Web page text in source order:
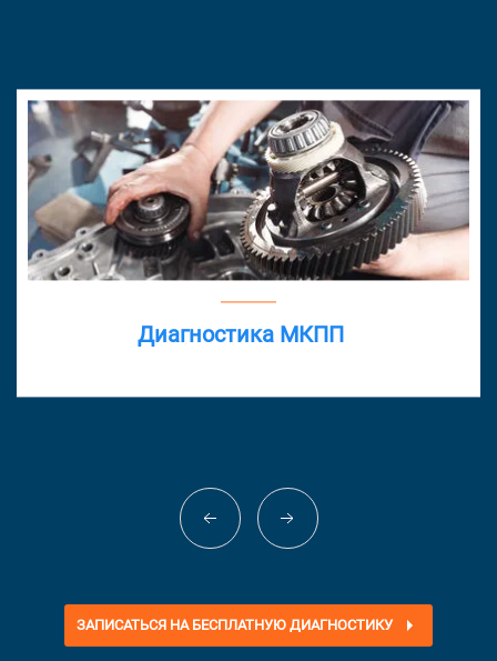
Диагностика МКПП
ЗАПИСАТЬСЯ НА БЕСПЛАТНУЮ ДИАГНОСТИКУ